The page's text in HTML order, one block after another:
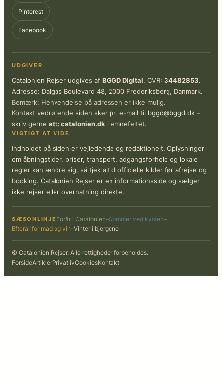
Pinterest
Facebook
UDGIVER
Catalonien Rejser udgives af BGGD Digital, CVR: 34482853.
Adresse: Dalgas Boulevard 48, 2000 Frederiksberg, Danmark.
Bemærk: Henvendelse på adressen er ikke mulig.
Kontakt vedrørende siden sker pr. e-mail til bggd@bggd.dk –
skriv gerne att: catalonien.dk i emnefeltet.
VIGTIGT AT VIDE
Indholdet på siden er vejledende og redaktionelt. Oplysninger
om åbningstider, priser, transport, adgangsforhold og lokale
regler kan ændre sig, så tjek altid officielle kilder før afrejse og
booking. Catalonien Rejser er en informationsside og sælger
ikke rejser eller overnatning direkte.
SÆSONLINJE Forår i Catalonien–Sommer ved kysten–
Efterår for mad og vin–Vinter i bjergene
© Catalonien Rejser. Alle rettigheder forbeholdes.
ForsideArtiklerPrivatlivCookiesKontakt